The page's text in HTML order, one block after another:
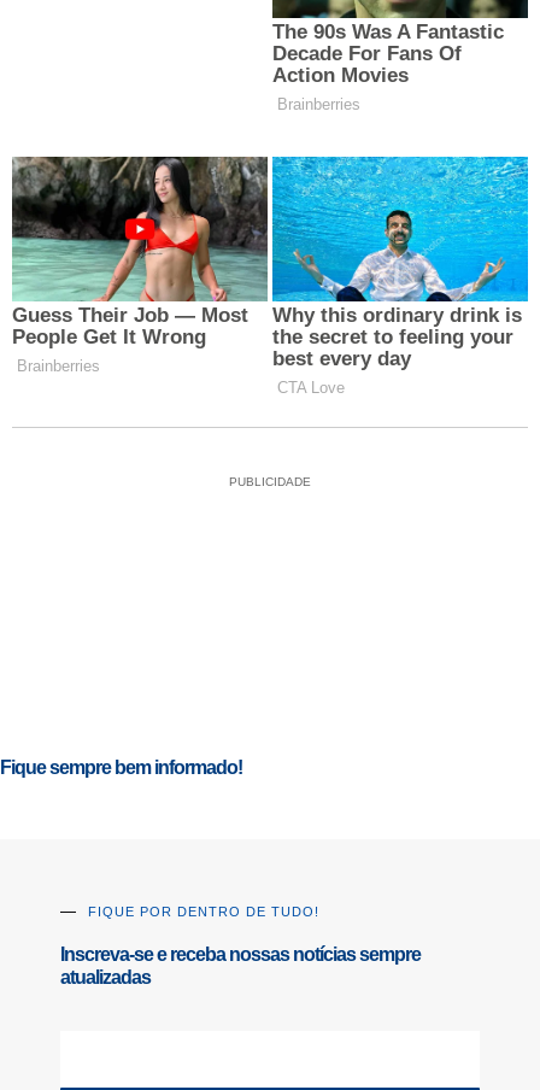
PUBLICIDADE
Fique sempre bem informado!
FIQUE POR DENTRO DE TUDO!
Inscreva-se e receba nossas notícias sempre
atualizadas